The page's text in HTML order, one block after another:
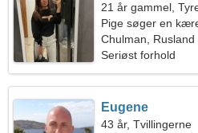
21 år gammel,
Pige søger en
Chulman, Rusland
Seriøst forhold
Eugene
43 år, Tvillingerne